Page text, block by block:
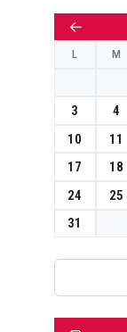
←
L M
3
4
10
11
17
18
24
25
31